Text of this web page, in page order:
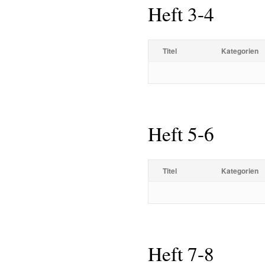
Heft 3-4
Titel Kategorien
Heft 5-6
Titel Kategorien
Heft 7-8